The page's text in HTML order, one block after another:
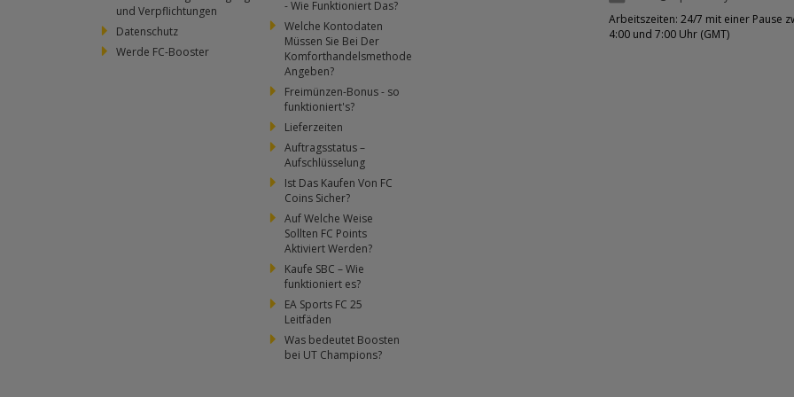
und Verpflichtungen
Datenschutz
Werde FC-Booster
- Wie Funktioniert Das?
Welche Kontodaten
Müssen Sie Bei Der
Komforthandelsmethode
Angeben?
Freimünzen-Bonus - so
funktioniert's?
Lieferzeiten
Auftragsstatus –
Aufschlüsselung
Ist Das Kaufen Von FC
Coins Sicher?
Auf Welche Weise
Sollten FC Points
Aktiviert Werden?
Kaufe SBC – Wie
funktioniert es?
EA Sports FC 25
Leitfäden
Was bedeutet Boosten
bei UT Champions?
Arbeitszeiten: 24/7 mit einer Pause
4:00 und 7:00 Uhr (GMT)